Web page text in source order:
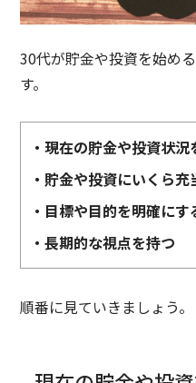
30代が貯金や投資を始め
す。
・現在の貯金や投資状況
・貯金や投資にいくら
・目標や目的を明確にす
・長期的な視点を持つ
順番に見ていきましょう。